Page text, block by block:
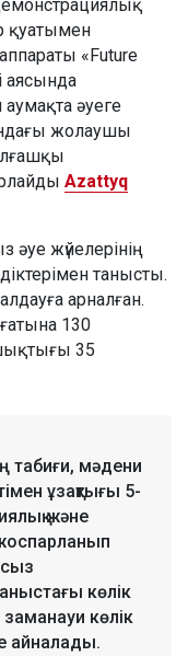
қуатымен
«Future
аясында
әуеге
жолаушы
Azattyq
жүйелерінің
танысты.
арналған.
130
35
табиғи, мәдени
ұзақтығы 5-
және
көлік
заманауи көлік
айналады.